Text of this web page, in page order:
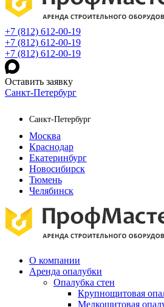
+7 (812) 612-00-19
+7 (812) 612-00-19
+7 (812) 612-00-19
Оставить заявку
Санкт-Петербург
Санкт-Петербург
Москва
Краснодар
Екатеринбург
Новосибирск
Тюмень
Челябинск
О компании
Аренда опалубки
Опалубка стен
Крупнощитовая
Мелкощитовая